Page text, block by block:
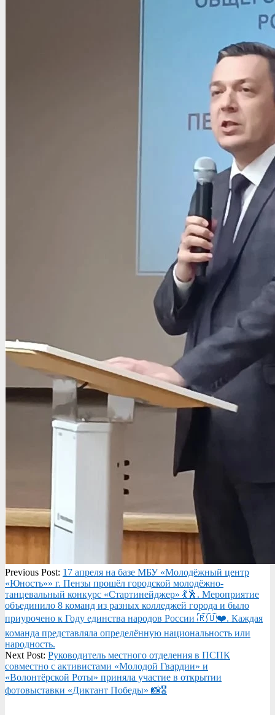
2026-
04-
20
Previous Post: 17 апреля на базе МБУ «Молодёжный центр
«Юность»» г. Пензы прошёл городской молодёжно-
танцевальный конкурс «Стартинейджер» 💃🕺. Мероприятие
объединило 8 команд из разных колледжей города и было
приурочено к Году единства народов России 🇷🇺❤️. Каждая
команда представляла определённую национальность или
народность.
Next Post: Руководитель местного отделения в ПСПК
совместно с активистами «Молодой Гвардии» и
«Волонтёрской Роты» приняла участие в открытии
фотовыставки «Диктант Победы» 📸🎖️